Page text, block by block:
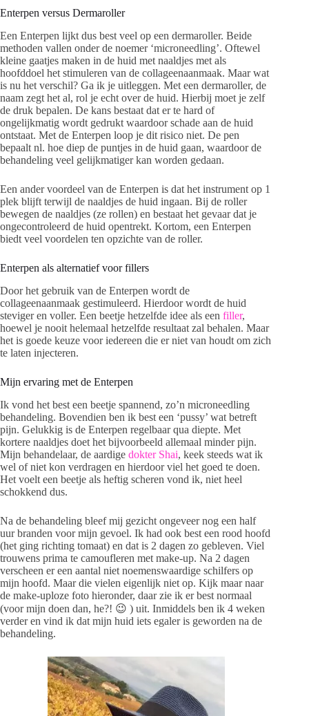
Enterpen versus Dermaroller
Een Enterpen lijkt dus best veel op een dermaroller. Beide
methoden vallen onder de noemer ‘microneedling’. Oftewel
kleine gaatjes maken in de huid met naaldjes met als
hoofddoel het stimuleren van de collageenaanmaak. Maar wat
is nu het verschil? Ga ik je uitleggen. Met een dermaroller, de
naam zegt het al, rol je echt over de huid. Hierbij moet je zelf
de druk bepalen. De kans bestaat dat er te hard of
ongelijkmatig wordt gedrukt waardoor schade aan de huid
ontstaat. Met de Enterpen loop je dit risico niet. De pen
bepaalt nl. hoe diep de puntjes in de huid gaan, waardoor de
behandeling veel gelijkmatiger kan worden gedaan.
Een ander voordeel van de Enterpen is dat het instrument op 1
plek blijft terwijl de naaldjes de huid ingaan. Bij de roller
bewegen de naaldjes (ze rollen) en bestaat het gevaar dat je
ongecontroleerd de huid opentrekt. Kortom, een Enterpen
biedt veel voordelen ten opzichte van de roller.
Enterpen als alternatief voor fillers
Door het gebruik van de Enterpen wordt de
collageenaanmaak gestimuleerd. Hierdoor wordt de huid
steviger en voller. Een beetje hetzelfde idee als een filler,
hoewel je nooit helemaal hetzelfde resultaat zal behalen. Maar
het is goede keuze voor iedereen die er niet van houdt om zich
te laten injecteren.
Mijn ervaring met de Enterpen
Ik vond het best een beetje spannend, zo’n microneedling
behandeling. Bovendien ben ik best een ‘pussy’ wat betreft
pijn. Gelukkig is de Enterpen regelbaar qua diepte. Met
kortere naaldjes doet het bijvoorbeeld allemaal minder pijn.
Mijn behandelaar, de aardige dokter Shai, keek steeds wat ik
wel of niet kon verdragen en hierdoor viel het goed te doen.
Het voelt een beetje als heftig scheren vond ik, niet heel
schokkend dus.
Na de behandeling bleef mij gezicht ongeveer nog een half
uur branden voor mijn gevoel. Ik had ook best een rood hoofd
(het ging richting tomaat) en dat is 2 dagen zo gebleven. Viel
trouwens prima te camoufleren met make-up. Na 2 dagen
verscheen er een aantal niet noemenswaardige schilfers op
mijn hoofd. Maar die vielen eigenlijk niet op. Kijk maar naar
de make-uploze foto hieronder, daar zie ik er best normaal
(voor mijn doen dan, he?! 😉 ) uit. Inmiddels ben ik 4 weken
verder en vind ik dat mijn huid iets egaler is geworden na de
behandeling.